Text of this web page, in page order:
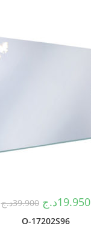
39.900د.ج 19.950د.ج
O-17202S96